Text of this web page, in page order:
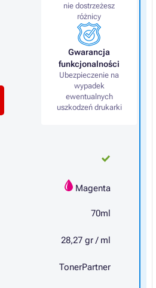
nie dostrzeżesz
różnicy
Gwarancja
funkcjonalności
Ubezpieczenie na
wypadek
ewentualnych
uszkodzeń drukarki
Magenta
70ml
28,27 gr / ml
TonerPartner